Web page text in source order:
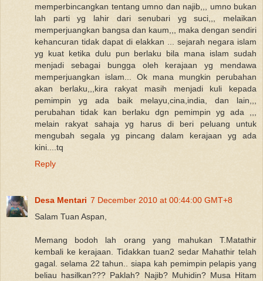
memperbincangkan tentang umno dan najib,,, umno bukan
lah parti yg lahir dari senubari yg suci,,, melaikan
memperjuangkan bangsa dan kaum,,, maka dengan sendiri
kehancuran tidak dapat di elakkan ... sejarah negara islam
yg kuat ketika dulu pun berlaku bila mana islam sudah
menjadi sebagai bungga oleh kerajaan yg mendawa
memperjuangkan islam... Ok mana mungkin perubahan
akan berlaku,,,kira rakyat masih menjadi kuli kepada
pemimpin yg ada baik melayu,cina,india, dan lain,,,
perubahan tidak kan berlaku dgn pemimpin yg ada ,,,
melain rakyat sahaja yg harus di beri peluang untuk
mengubah segala yg pincang dalam kerajaan yg ada
kini....tq
Reply
Desa Mentari 7 December 2010 at 00:44:00 GMT+8
Salam Tuan Aspan,
Memang bodoh lah orang yang mahukan T.Matathir
kembali ke kerajaan. Tidakkan tuan2 sedar Mahathir telah
gagal. selama 22 tahun.. siapa kah pemimpin pelapis yang
beliau hasilkan??? Paklah? Najib? Muhidin? Musa Hitam